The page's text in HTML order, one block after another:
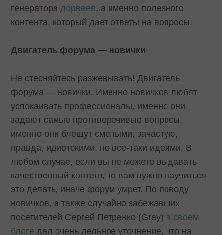
генератора дорвеев, а именно полезного
контента, который дает ответы на вопросы.
Двигатель форума — новички
Не стесняйтесь разжевывать! Двигатель
форума — новички. Именно новичков любят
успокаивать профессионалы, именно они
задают самые противоречивые вопросы,
именно они блещут смелыми, зачастую,
правда, идиотскими, но все-таки идеями. В
любом случае, если вы не можете выдавать
качественный контент, то вам нужно научиться
это делать, иначе форум умрет. По поводу
новичков, а также случайно забежавших
посетителей Сергей Петренко (Gray) в своем
блоге дал очень дельное уточнение, что на